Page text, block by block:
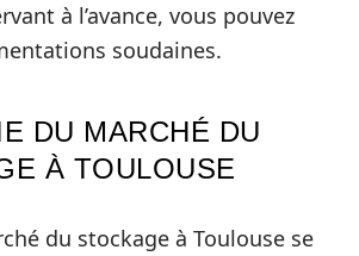
à l’avance, vous pouvez
soudaines.
DU MARCHÉ DU
À TOULOUSE
du stockage à Toulouse se